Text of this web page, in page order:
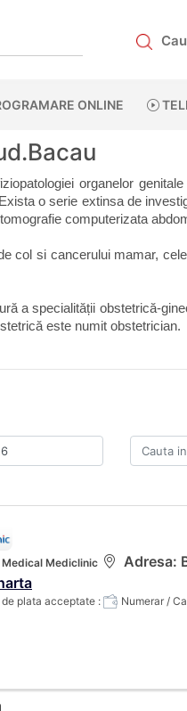
ONLINE
organelor
o serie extinsa de
computerizata
col si cancerului mamar,
a specialității obstetrică-
este numit obstetrician.
Mediclinic
Adresa:
plata acceptate : Numerar /